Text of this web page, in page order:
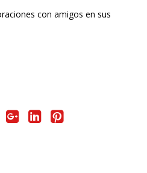
con amigos en sus